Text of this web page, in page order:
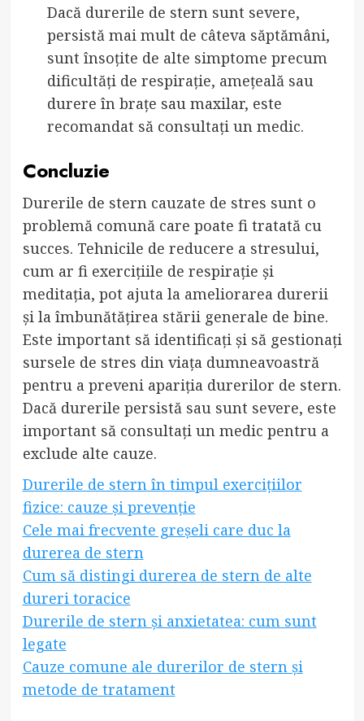
Dacă durerile de stern sunt severe,
persistă mai mult de câteva săptămâni,
sunt însoțite de alte simptome precum
dificultăți de respirație, amețeală sau
durere în brațe sau maxilar, este
recomandat să consultați un medic.
Concluzie
Durerile de stern cauzate de stres sunt o
problemă comună care poate fi tratată cu
succes. Tehnicile de reducere a stresului,
cum ar fi exercițiile de respirație și
meditația, pot ajuta la ameliorarea durerii
și la îmbunătățirea stării generale de bine.
Este important să identificați și să gestionați
sursele de stres din viața dumneavoastră
pentru a preveni apariția durerilor de stern.
Dacă durerile persistă sau sunt severe, este
important să consultați un medic pentru a
exclude alte cauze.
Durerile de stern în timpul exercițiilor
fizice: cauze și prevenție
Cele mai frecvente greșeli care duc la
durerea de stern
Cum să distingi durerea de stern de alte
dureri toracice
Durerile de stern și anxietatea: cum sunt
legate
Cauze comune ale durerilor de stern și
metode de tratament